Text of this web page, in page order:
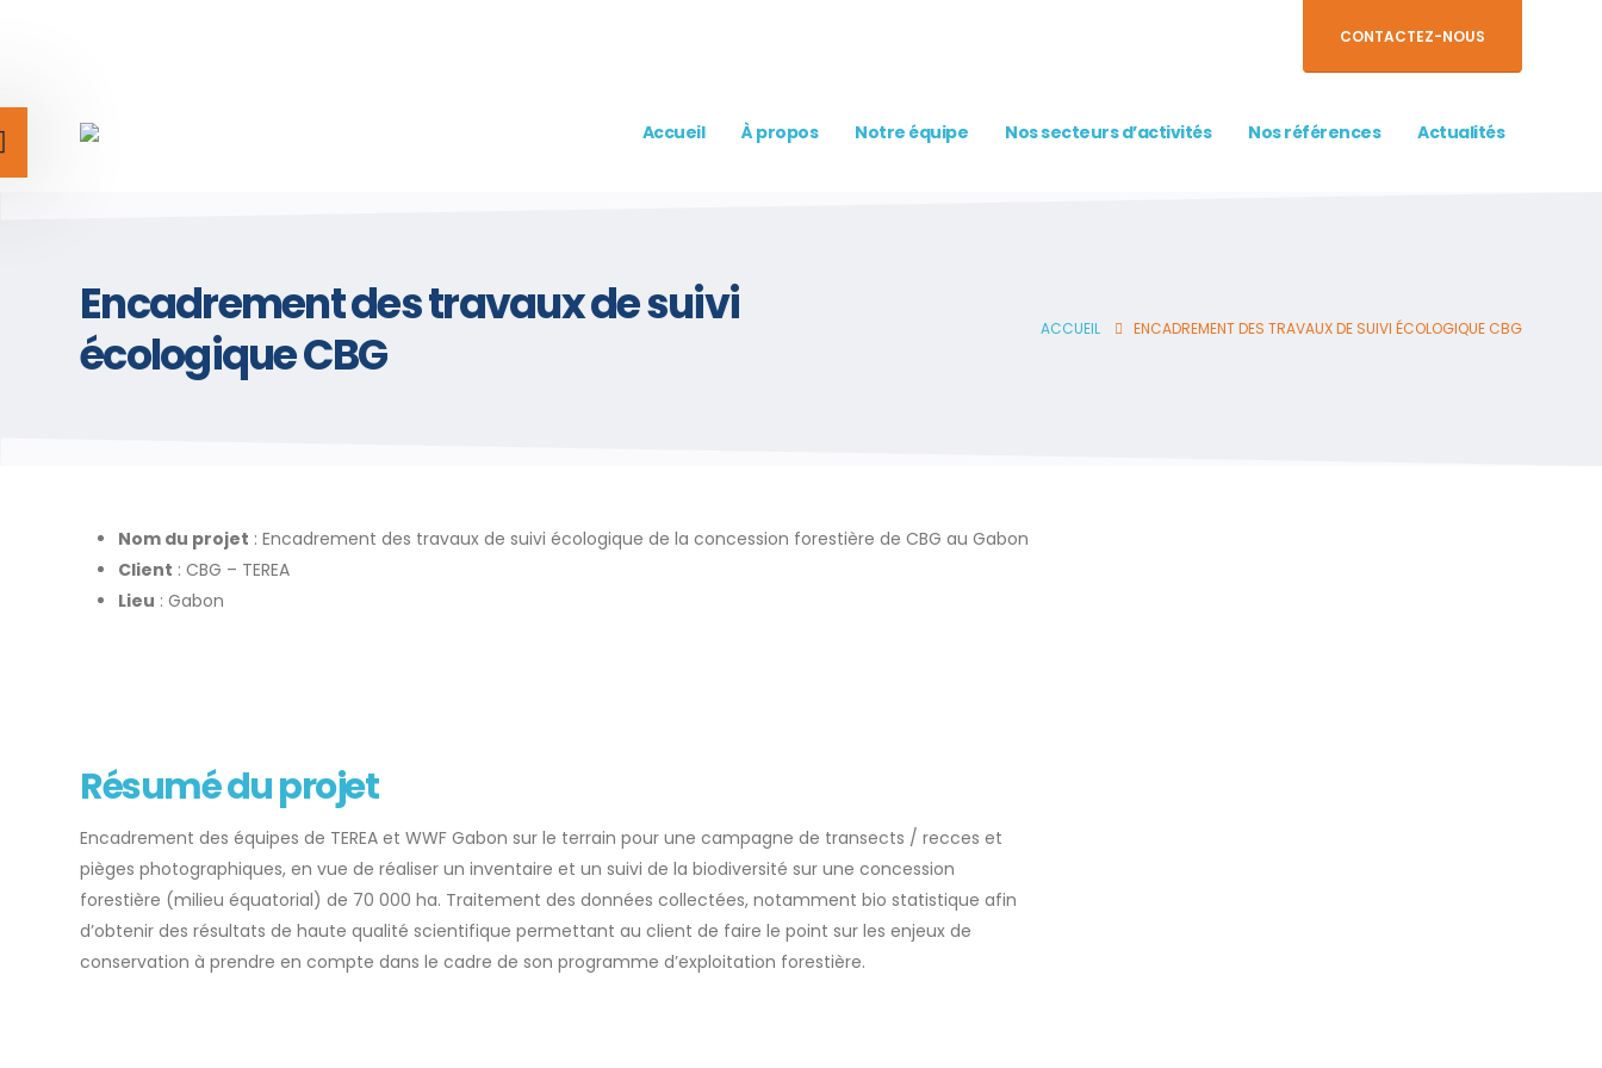
CONTACTEZ-NOUS
Accueil À propos Notre équipe Nos secteurs d’activités Nos références Actualités
Encadrement des travaux de suivi
écologique CBG
ACCUEIL ENCADREMENT DES TRAVAUX DE SUIVI ÉCOLOGIQUE CBG
Nom du projet : Encadrement des travaux de suivi écologique de la concession forestière de CBG au Gabon
Client : CBG – TEREA
Lieu : Gabon
Résumé du projet
Encadrement des équipes de TEREA et WWF Gabon sur le terrain pour une campagne de transects / recces et
pièges photographiques, en vue de réaliser un inventaire et un suivi de la biodiversité sur une concession
forestière (milieu équatorial) de 70 000 ha. Traitement des données collectées, notamment bio statistique afin
d’obtenir des résultats de haute qualité scientifique permettant au client de faire le point sur les enjeux de
conservation à prendre en compte dans le cadre de son programme d’exploitation forestière.